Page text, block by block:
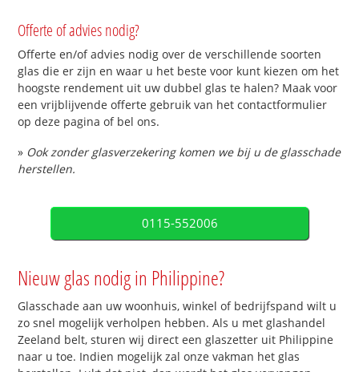
Offerte of advies nodig?
Offerte en/of advies nodig over de verschillende soorten
glas die er zijn en waar u het beste voor kunt kiezen om het
hoogste rendement uit uw dubbel glas te halen? Maak voor
een vrijblijvende offerte gebruik van het contactformulier
op deze pagina of bel ons.
» Ook zonder glasverzekering komen we bij u de glasschade
herstellen.
0115-552006
Nieuw glas nodig in Philippine?
Glasschade aan uw woonhuis, winkel of bedrijfspand wilt u
zo snel mogelijk verholpen hebben. Als u met glashandel
Zeeland belt, sturen wij direct een glaszetter uit Philippine
naar u toe. Indien mogelijk zal onze vakman het glas